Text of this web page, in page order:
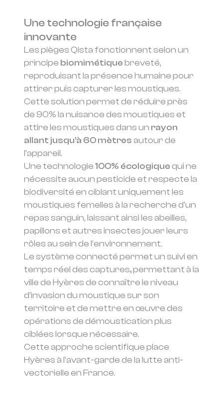
Une technologie française
innovante
Les pièges Qista fonctionnent selon un
principe biomimétiquebreveté,
reproduisant la présence humaine pour
attirer puis capturer les moustiques.
Cette solution permet de réduire près
de 90% la nuisance des moustiques et
attire les moustiques dans un rayon
allant jusqu’à 60 mètres autour de
l’appareil.
Une technologie100% écologiquequi ne
nécessite aucun pesticide et respecte la
biodiversité en ciblant uniquement les
moustiques femelles à la recherche d’un
repas sanguin, laissant ainsi les abeilles,
papillons et autres insectes jouer leurs
rôles au sein de l’environnement.
Le système connecté permet un suivi en
temps réel des captures,permettant à la
ville de Hyères de connaître le niveau
d’invasion du moustique sur son
territoire et de mettre en œuvre des
opérations de démoustication plus
ciblées lorsque nécessaire.
Cette approche scientifique place
Hyères à l’avant-garde de la lutte anti-
vectorielle en France.